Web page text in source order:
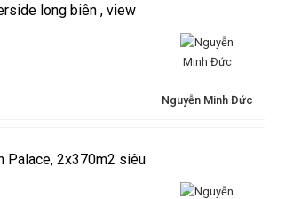
long biên , view
Nguyễn Minh Đức
Palace, 2x370m2 siêu